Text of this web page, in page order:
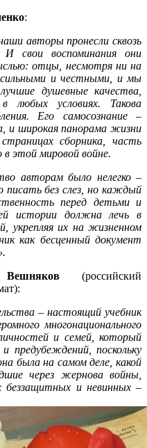
:
авторы пронесли сквозь
свои воспоминания они
отцы, несмотря ни на
и честными, и мы
душевные качества,
условиях. Такова
Его самосознание –
и широкая панорама жизни
сборника, часть
в этой мировой войне.
авторам было нелегко –
писать без слез, но каждый
перед детьми и
истории должна лечь в
укрепляя их на жизненном
как бесценный документ
(российский
– настоящий учебник
многонационального
и семей, который
предубеждений, поскольку
была на самом деле, какой
через жернова войны,
беззащитных и невинных –